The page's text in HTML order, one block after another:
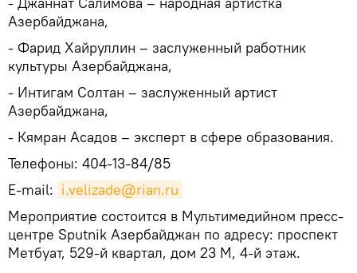
Азербайджана,
- Фарид Хайруллин – заслуженный работник
культуры Азербайджана,
- Интигам Солтан – заслуженный артист
Азербайджана,
- Кямран Асадов – эксперт в сфере образования.
Телефоны: 404-13-84/85
E-mail: i.velizade@rian.ru
Мероприятие состоится в Мультимедийном пресс-
центре Sputnik Азербайджан по адресу: проспект
Метбуат, 529-й квартал, дом 23 М, 4-й этаж.